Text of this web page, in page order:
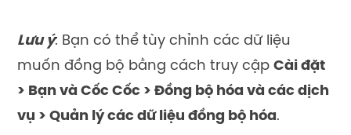
Lưu ý: Bạn có thể tùy chỉnh các dữ liệu
muốn đồng bộ bằng cách truy cập Cài đặt
> Bạn và Cốc Cốc > Đồng bộ hóa và các dịch
vụ > Quản lý các dữ liệu đồng bộ hóa.